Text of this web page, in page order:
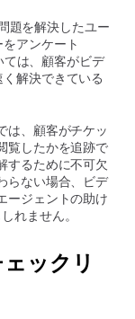
題を解決したユー
アンケート
は、顧客がビデ
解決できている
は、顧客がチケッ
覧したかを追跡で
するために不可欠
らない場合、ビデ
ージェントの助け
れません。
ックリ